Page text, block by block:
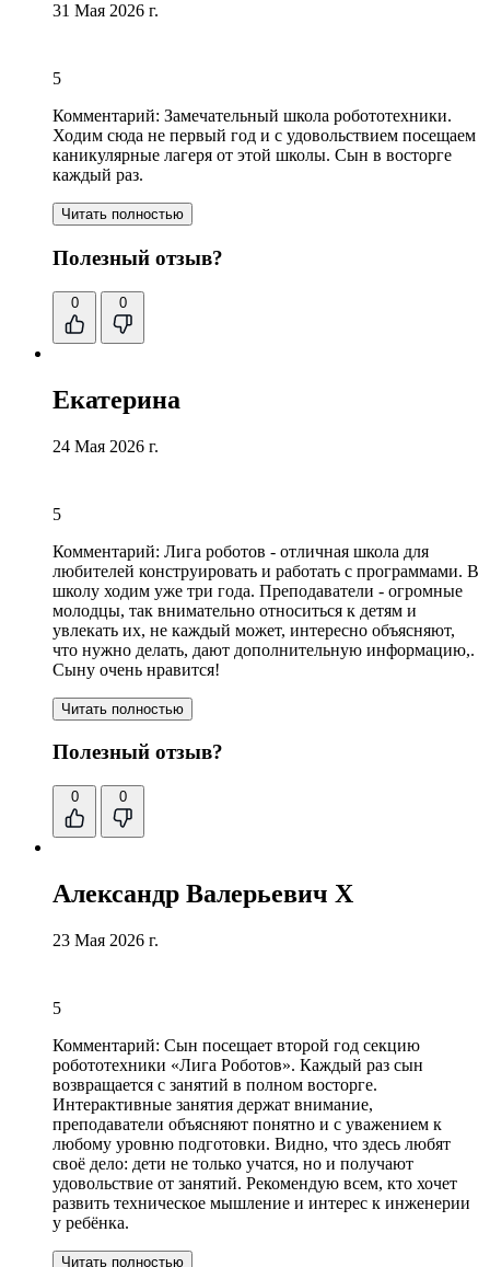
31 Мая 2026 г.
5
Комментарий: Замечательный школа робототехники.
Ходим сюда не первый год и с удовольствием посещаем
каникулярные лагеря от этой школы. Сын в восторге
каждый раз.
Читать полностью
Полезный отзыв?
0 0
Екатерина
24 Мая 2026 г.
5
Комментарий: Лига роботов - отличная школа для
любителей конструировать и работать с программами. В
школу ходим уже три года. Преподаватели - огромные
молодцы, так внимательно относиться к детям и
увлекать их, не каждый может, интересно объясняют,
что нужно делать, дают дополнительную информацию,.
Сыну очень нравится!
Читать полностью
Полезный отзыв?
0 0
Александр Валерьевич Х
23 Мая 2026 г.
5
Комментарий: Сын посещает второй год секцию
робототехники «Лига Роботов». Каждый раз сын
возвращается с занятий в полном восторге.
Интерактивные занятия держат внимание,
преподаватели объясняют понятно и с уважением к
любому уровню подготовки. Видно, что здесь любят
своё дело: дети не только учатся, но и получают
удовольствие от занятий. Рекомендую всем, кто хочет
развить техническое мышление и интерес к инженерии
у ребёнка.
Читать полностью